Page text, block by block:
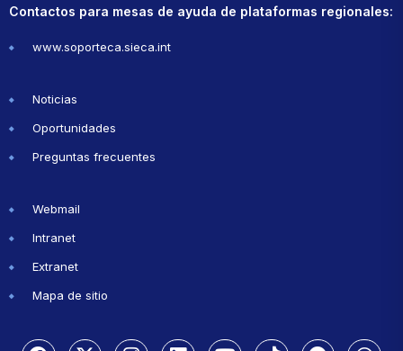
Contactos para mesas de ayuda de plataformas regionales:
www.soporteca.sieca.int
Noticias
Oportunidades
Preguntas frecuentes
Webmail
Intranet
Extranet
Mapa de sitio